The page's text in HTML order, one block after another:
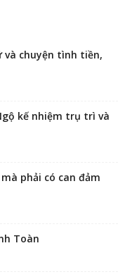
và chuyện tình tiền,
kế nhiệm trụ trì và
phải có can đảm
Toàn